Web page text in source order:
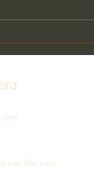
con Wix.com